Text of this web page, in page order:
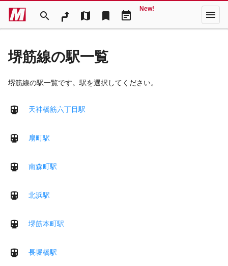
search map bookmark event_note
New! menu
堺筋線の駅一覧
堺筋線の駅一覧です。駅を選択してください。
天神橋筋六丁目駅
扇町駅
南森町駅
北浜駅
堺筋本町駅
長堀橋駅